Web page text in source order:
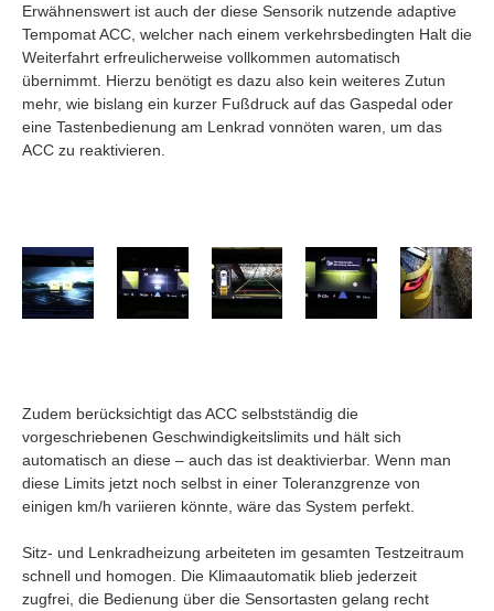
Erwähnenswert ist auch der diese Sensorik nutzende adaptive
Tempomat ACC, welcher nach einem verkehrsbedingten Halt die
Weiterfahrt erfreulicherweise vollkommen automatisch
übernimmt. Hierzu benötigt es dazu also kein weiteres Zutun
mehr, wie bislang ein kurzer Fußdruck auf das Gaspedal oder
eine Tastenbedienung am Lenkrad vonnöten waren, um das
ACC zu reaktivieren.
Zudem berücksichtigt das ACC selbstständig die
vorgeschriebenen Geschwindigkeitslimits und hält sich
automatisch an diese – auch das ist deaktivierbar. Wenn man
diese Limits jetzt noch selbst in einer Toleranzgrenze von
einigen km/h variieren könnte, wäre das System perfekt.
Sitz- und Lenkradheizung arbeiteten im gesamten Testzeitraum
schnell und homogen. Die Klimaautomatik blieb jederzeit
zugfrei, die Bedienung über die Sensortasten gelang recht